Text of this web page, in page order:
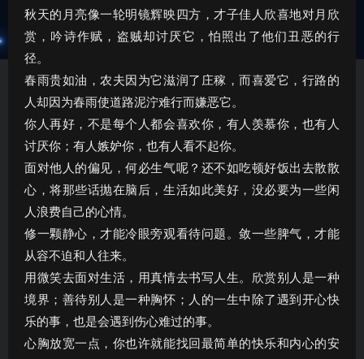
秋天的月亮像一轮明镜辉映四方，才子佳人欣喜地对月欣
赏，吟诗作赋，盗贼却讨厌它，怕照出了他们丑恶的行
径。
春雨贵如油，农夫因为它滋润了庄稼，而喜爱它，行路的
人却因为春雨使道路泥泞难行而嫌恶它。
你人再好，不是每个人都会喜欢你，有人羡慕你，也有人
讨厌你；有人嫉妒你，也有人看不起你。
面对他人的偏见，何必生气呢？还不如吃顿好饭出去散散
心，将那些话抛在脑后，生活如此美好，没必要为一些闲
人浪费自己的心情。
修一颗静心，才能冷眼旁观看待问题。敛一些脾气，才能
从容不迫和人往来。
用微笑去面对生活，用真情去书写人生。欣赏别人是一种
境界；善待别人是一种胸怀；人的一生中除了遇到开心快
乐的事，也是会遇到伤心难过的事。
心胸放宽一点，你也许就能找回最简单的快乐和内心的安